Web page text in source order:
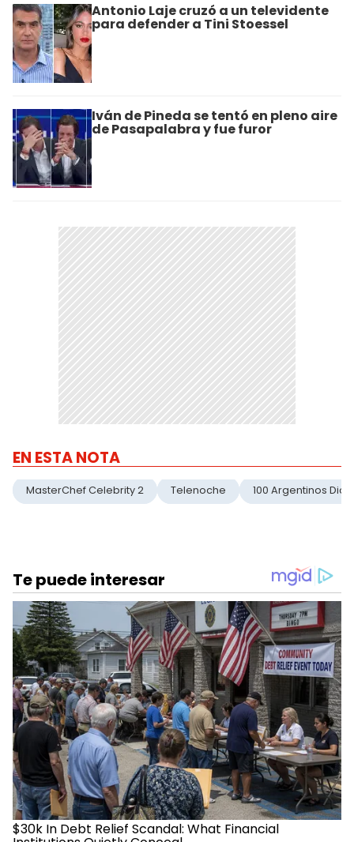
Antonio Laje cruzó a un televidente
para defender a Tini Stoessel
Iván de Pineda se tentó en pleno aire
de Pasapalabra y fue furor
EN ESTA NOTA
MasterChef Celebrity 2 Telenoche 100 Argentinos